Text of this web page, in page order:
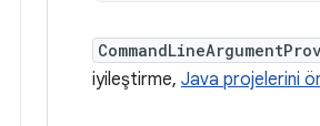
iyileştirme, Java projelerini